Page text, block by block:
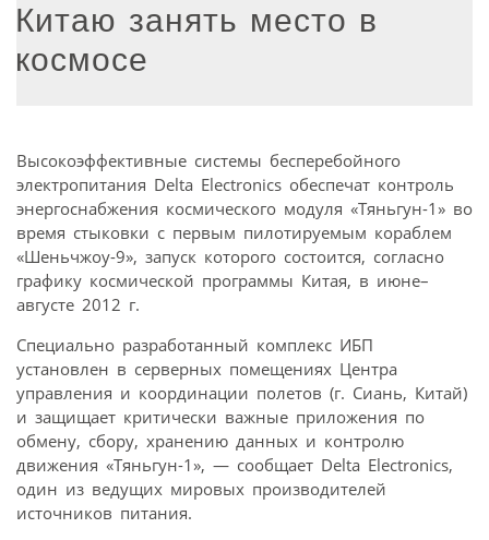
Китаю занять место в
космосе
Высокоэффективные системы бесперебойного
электропитания Delta Electronics обеспечат контроль
энергоснабжения космического модуля «Тяньгун-1» во
время стыковки с первым пилотируемым кораблем
«Шеньчжоу-9», запуск которого состоится, согласно
графику космической программы Китая, в июне–
августе 2012 г.
Специально разработанный комплекс ИБП
установлен в серверных помещениях Центра
управления и координации полетов (г. Сиань, Китай)
и защищает критически важные приложения по
обмену, сбору, хранению данных и контролю
движения «Тяньгун-1», — сообщает Delta Electronics,
один из ведущих мировых производителей
источников питания.